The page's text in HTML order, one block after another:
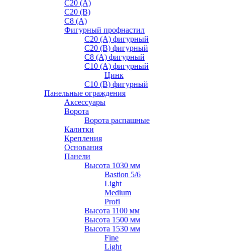
С20 (А)
С20 (В)
С8 (A)
Фигурный профнастил
С20 (A) фигурный
С20 (В) фигурный
С8 (A) фигурный
С10 (A) фигурный
Цинк
С10 (В) фигурный
Панельные ограждения
Аксессуары
Ворота
Ворота распашные
Калитки
Крепления
Основания
Панели
Высота 1030 мм
Bastion 5/6
Light
Medium
Profi
Высота 1100 мм
Высота 1500 мм
Высота 1530 мм
Fine
Light